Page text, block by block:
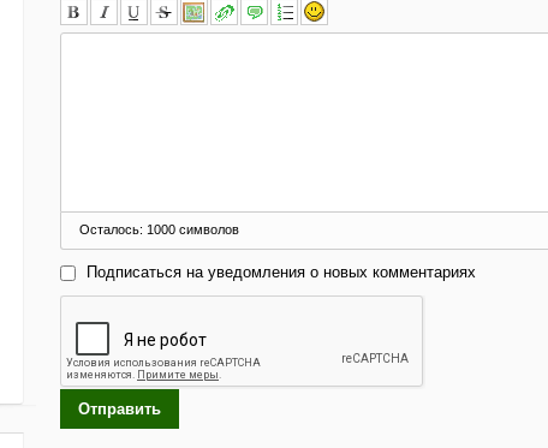
Осталось: 1000 символов
Подписаться на уведомления о новых комментариях
Отправить